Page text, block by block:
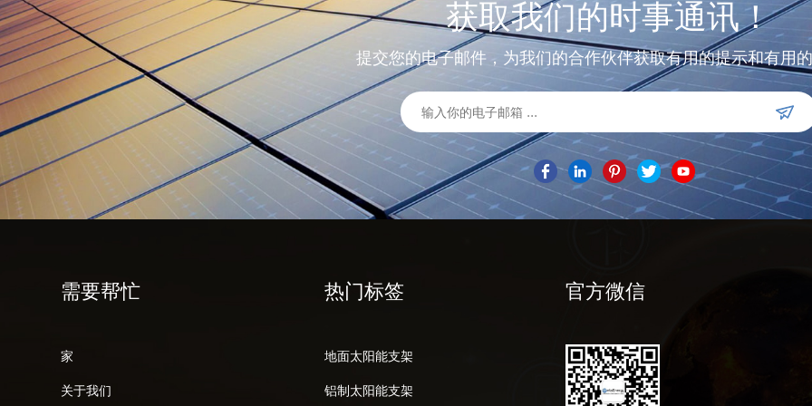
获取我们的时事通讯！
提交您的电子邮件，为我们的合作伙伴获取有用的提示和有用
需要帮忙
家
关于我们
热门标签
地面太阳能支架
铝制太阳能支架
官方微信